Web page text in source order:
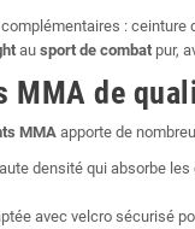
: ceinture
au sport de combatpur,
MMA de
MMA apporte de
densité qui absorbe
avec velcro sécurisé